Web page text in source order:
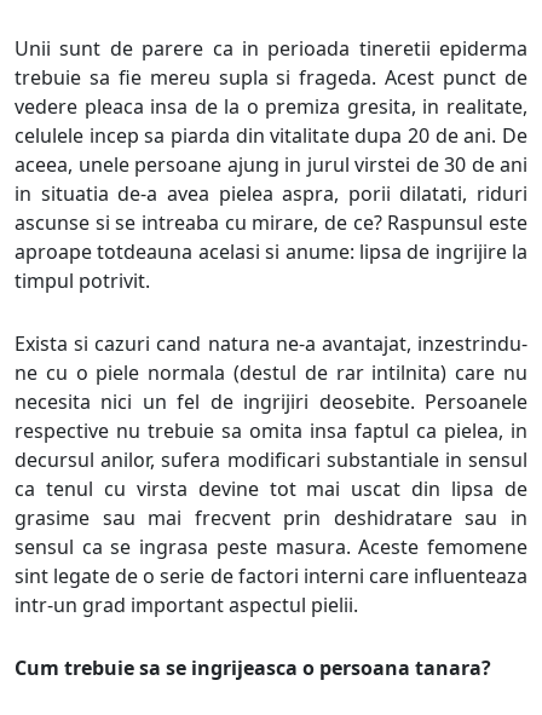
Unii sunt de parere ca in perioada tineretii epiderma
trebuie sa fie mereu supla si frageda. Acest punct de
vedere pleaca insa de la o premiza gresita, in realitate,
celulele incep sa piarda din vitalitate dupa 20 de ani. De
aceea, unele persoane ajung in jurul virstei de 30 de ani
in situatia de-a avea pielea aspra, porii dilatati, riduri
ascunse si se intreaba cu mirare, de ce? Raspunsul este
aproape totdeauna acelasi si anume: lipsa de ingrijire la
timpul potrivit.
Exista si cazuri cand natura ne-a avantajat, inzestrindu-
ne cu o piele normala (destul de rar intilnita) care nu
necesita nici un fel de ingrijiri deosebite. Persoanele
respective nu trebuie sa omita insa faptul ca pielea, in
decursul anilor, sufera modificari substantiale in sensul
ca tenul cu virsta devine tot mai uscat din lipsa de
grasime sau mai frecvent prin deshidratare sau in
sensul ca se ingrasa peste masura. Aceste femomene
sint legate de o serie de factori interni care influenteaza
intr-un grad important aspectul pielii.
Cum trebuie sa se ingrijeasca o persoana tanara?